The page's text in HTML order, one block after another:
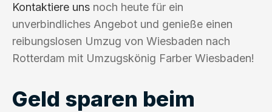
Kontaktiere uns noch heute für ein
unverbindliches Angebot und genieße einen
reibungslosen Umzug von Wiesbaden nach
Rotterdam mit Umzugskönig Farber Wiesbaden!
Geld sparen beim